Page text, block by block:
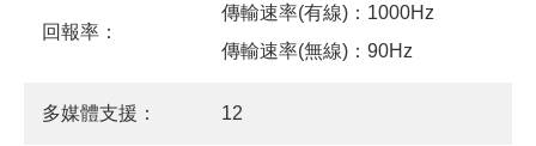
回報率：
傳輸速率(有線)：1000Hz
傳輸速率(無線)：90Hz
多媒體支援： 12